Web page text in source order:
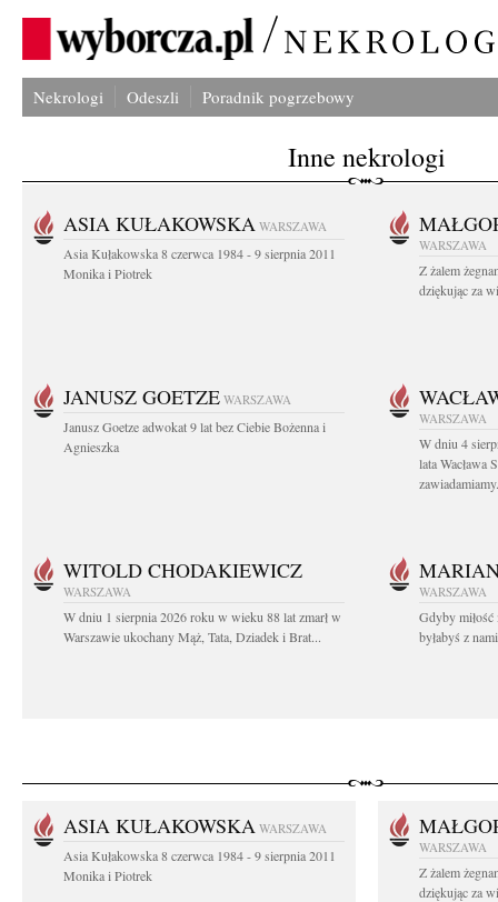
Nekrologi Odeszli Poradnik pogrzebowy
Inne nekrologi
ASIA KUŁAKOWSKA WARSZAWA
Asia Kułakowska 8 czerwca 1984 - 9 sierpnia 2011
Monika i Piotrek
WARSZAWA
Z żalem
dziękując za
JANUSZ GOETZE WARSZAWA
Janusz Goetze adwokat 9 lat bez Ciebie Bożenna i
Agnieszka
WARSZAWA
W dniu 4
lata Wacława
WITOLD CHODAKIEWICZ
WARSZAWA
W dniu 1 sierpnia 2026 roku w wieku 88 lat zmarł w
Warszawie ukochany Mąż, Tata, Dziadek i Brat...
WARSZAWA
Gdyby miłość
byłabyś z
ASIA KUŁAKOWSKA WARSZAWA
Asia Kułakowska 8 czerwca 1984 - 9 sierpnia 2011
Monika i Piotrek
WARSZAWA
Z żalem
dziękując za